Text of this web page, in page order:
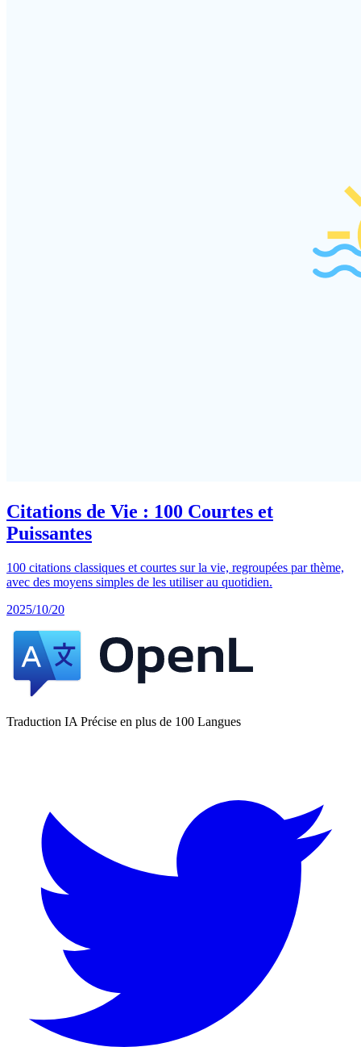
Citations de Vie : 100 Courtes et
Puissantes
100 citations classiques et courtes sur la vie, regroupées par thème,
avec des moyens simples de les utiliser au quotidien.
2025/10/20
Traduction IA Précise en plus de 100 Langues